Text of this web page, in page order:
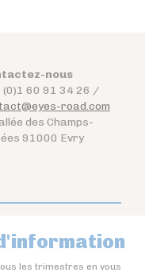
nous
(0)1 60 91 34 26 /
road.com
des Champs-
91000 Evry
les trimestres en vous